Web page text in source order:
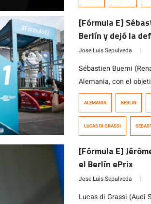
pasajeros dispuestos
Renault Koleos,
X-Trail y Mitsubishi […]
[Fórmula E]
Berlín y dejó la
rojo vivo
Jose Luis Sepulveda |
Sébastien Buemi
Alemania, con el
campeonato de
Schaeffler Audi
La competencia
Virgin) largando
ALEMANIA BERLIN
LUCAS DI GRASSI
[Fórmula E]
el Berlín ePrix
Jose Luis Sepulveda |
Lucas di Grassi (Audi